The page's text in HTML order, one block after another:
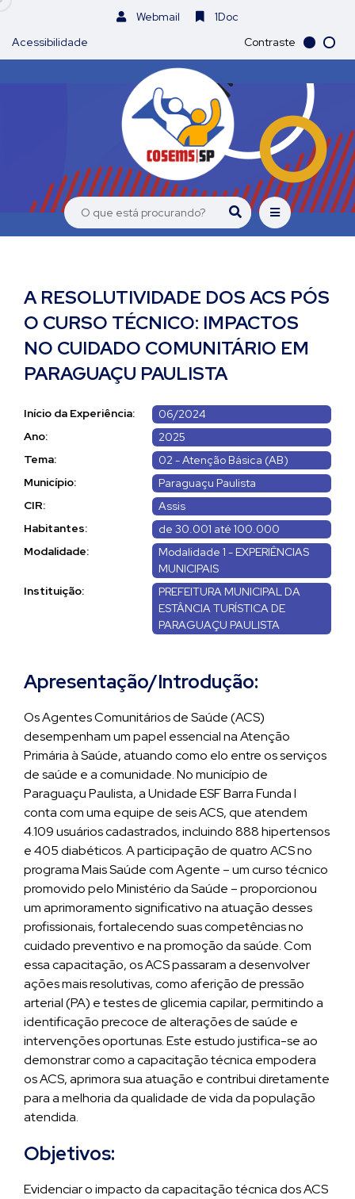
Webmail
1Doc
Acessibilidade
Contraste
A RESOLUTIVIDADE DOS ACS PÓS
O CURSO TÉCNICO: IMPACTOS
NO CUIDADO COMUNITÁRIO EM
PARAGUAÇU PAULISTA
Início da Experiência:
06/2024
Ano:
2025
Tema:
02 - Atenção Básica (AB)
Município:
Paraguaçu Paulista
CIR:
Assis
Habitantes:
de 30.001 até 100.000
Modalidade:
Modalidade 1 - EXPERIÊNCIAS
MUNICIPAIS
Instituição:
PREFEITURA MUNICIPAL DA
ESTÂNCIA TURÍSTICA DE
PARAGUAÇU PAULISTA
Apresentação/Introdução:
Os Agentes Comunitários de Saúde (ACS)
desempenham um papel essencial na Atenção
Primária à Saúde, atuando como elo entre os serviços
de saúde e a comunidade. No município de
Paraguaçu Paulista, a Unidade ESF Barra Funda I
conta com uma equipe de seis ACS, que atendem
4.109 usuários cadastrados, incluindo 888 hipertensos
e 405 diabéticos. A participação de quatro ACS no
programa Mais Saúde com Agente – um curso técnico
promovido pelo Ministério da Saúde – proporcionou
um aprimoramento significativo na atuação desses
profissionais, fortalecendo suas competências no
cuidado preventivo e na promoção da saúde. Com
essa capacitação, os ACS passaram a desenvolver
ações mais resolutivas, como aferição de pressão
arterial (PA) e testes de glicemia capilar, permitindo a
identificação precoce de alterações de saúde e
intervenções oportunas. Este estudo justifica-se ao
demonstrar como a capacitação técnica empodera
os ACS, aprimora sua atuação e contribui diretamente
para a melhoria da qualidade de vida da população
atendida.
Objetivos:
Evidenciar o impacto da capacitação técnica dos ACS